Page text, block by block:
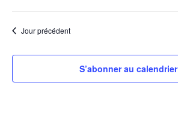
Jour précédent
S’abonner au calendrier